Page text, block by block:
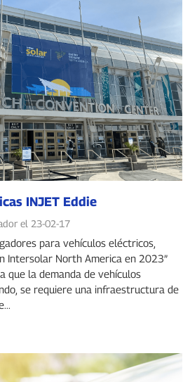
INJET Eddie
el 23-02-17
para vehículos eléctricos,
Intersolar North America en 2023”
que la demanda de vehículos
se requiere una infraestructura de